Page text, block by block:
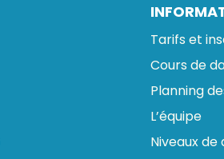
Tarifs et
Cours de
Planning
L’équipe
Niveaux de